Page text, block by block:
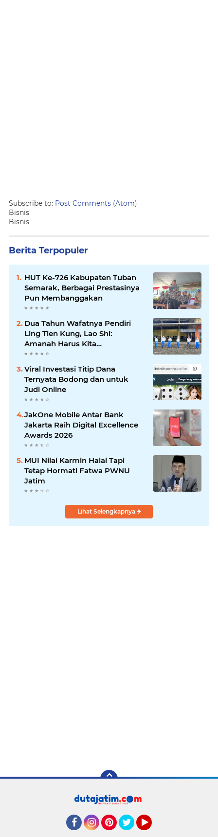
Subscribe to: Post Comments (Atom)
Bisnis
Bisnis
Berita Terpopuler
HUT Ke-726 Kabupaten Tuban
Semarak, Berbagai Prestasinya
Pun Membanggakan
Dua Tahun Wafatnya Pendiri
Ling Tien Kung, Lao Shi:
Amanah Harus Kita
Laksanakan!
Viral Investasi Titip Dana
Ternyata Bodong dan untuk
Judi Online
JakOne Mobile Antar Bank
Jakarta Raih Digital Excellence
Awards 2026
MUI Nilai Karmin Halal Tapi
Tetap Hormati Fatwa PWNU
Jatim
Lihat Selengkapnya